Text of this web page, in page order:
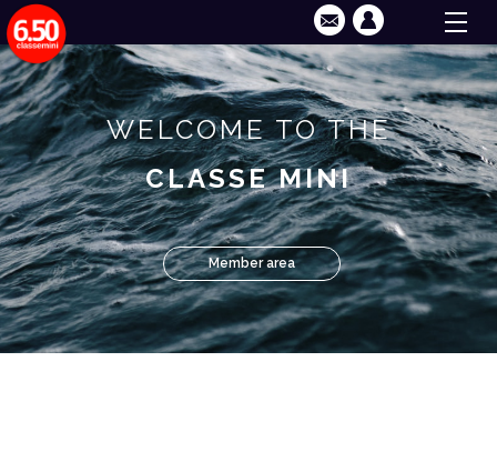
WELCOME TO THE
CLASSE MINI
Member area